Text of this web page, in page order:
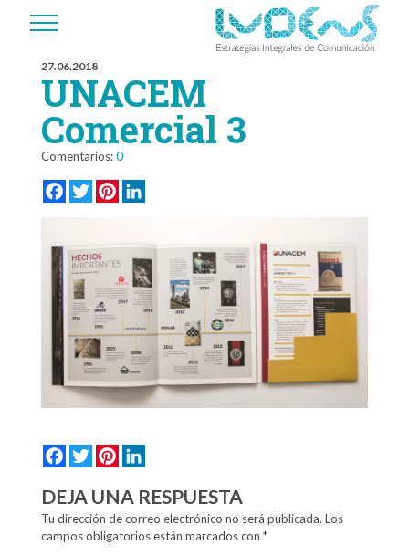
27.06.2018
UNACEM
Comercial 3
Comentarios:0
FacebookTwitterPinterest
FacebookTwitterPinterest
DEJA UNA RESPUESTA
Tu dirección de correo electrónico no será publicada. Los
campos obligatorios están marcados con *